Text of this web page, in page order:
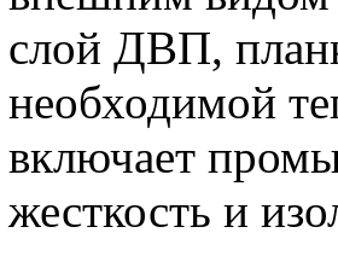
слой ДВП,
необходимой
включает
жесткость и